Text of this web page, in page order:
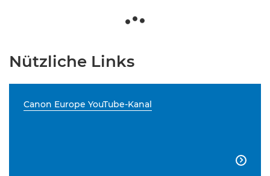
Nützliche Links
Canon Europe YouTube-Kanal
